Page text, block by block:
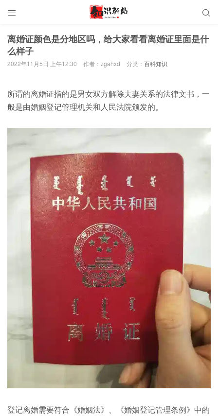
 
离婚证颜色是分地区吗，给大家看看离婚证里面是什
么样子
2022年11月5日 上午12:30 作者：zgahxd 分类： 百科知识
所谓的离婚证指的是男女双方解除夫妻关系的法律文书，一
般是由婚姻登记管理机关和人民法院颁发的。
登记离婚需要符合《婚姻法》、《婚姻登记管理条例》中的